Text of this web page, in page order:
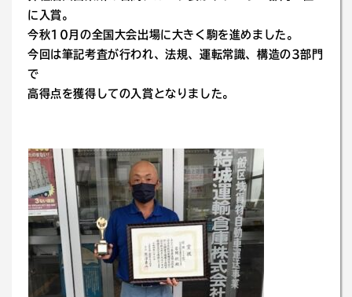
に入賞。
今秋10月の全国大会出場に大きく駒を進めました。
今回は筆記考査が行われ、法規、運転常識、構造の3部門
で
高得点を獲得しての入賞となりました。